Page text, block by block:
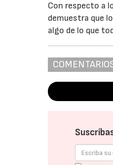
Con respecto a
demuestra que
algo de lo que